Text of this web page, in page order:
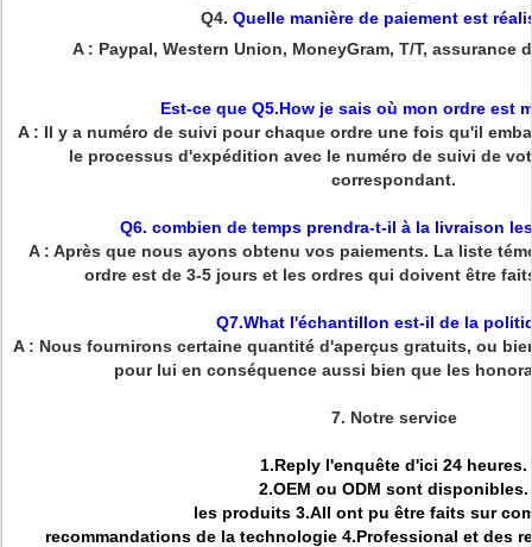
Q4. Quelle manière de paiement est
A : Paypal, Western Union, MoneyGram, T/T, assurance
Est-ce que Q5.How je sais où mon ordre est
A : Il y a numéro de suivi pour chaque ordre une fois qu'il
le processus d'expédition avec le numéro de suivi de
correspondant.
Q6. combien de temps prendra-t-il à la livraison
A : Après que nous ayons obtenu vos paiements. La liste
ordre est de 3-5 jours et les ordres qui doivent être
Q7.What l'échantillon est-il de la
A : Nous fournirons certaine quantité d'aperçus gratuits, ou
pour lui en conséquence aussi bien que les
7. Notre service
1.Reply l'enquête d'ici 24 heures.
2.OEM ou ODM sont disponibles.
les produits 3.All ont pu être faits sur
recommandations de la technologie 4.Professional et des